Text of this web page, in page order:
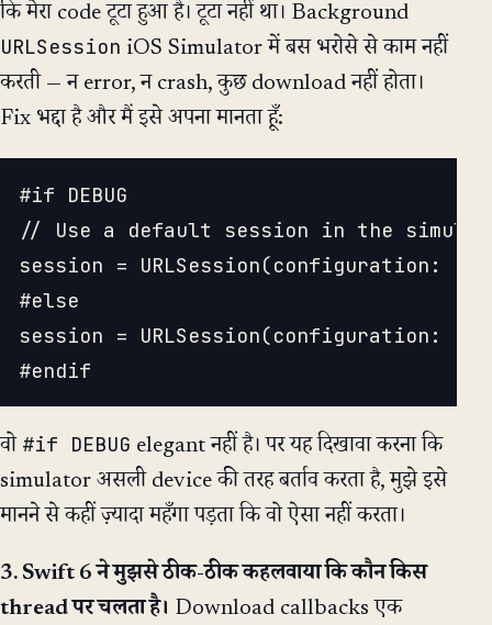
कि मेरा code टूटा हुआ है। टूटा नहीं था। Background
URLSession iOS Simulator में बस भरोसे से काम नहीं
करती — न error, न crash, कुछ download नहीं होता।
Fix भद्दा है और मैं इसे अपना मानता हूँ:
#if DEBUG
// Use a default session in the
session = URLSession(configuration:
#else
session =
वो #if DEBUG elegant नहीं है। पर यह दिखावा करना कि
simulator असली device की तरह बर्ताव करता है, मुझे इसे
मानने से कहीं ज़्यादा महँगा पड़ता कि वो ऐसा नहीं करता।
3. Swift 6 ने मुझसे ठीक-ठीक कहलवाया कि कौन किस
thread पर चलता है। Download callbacks एक